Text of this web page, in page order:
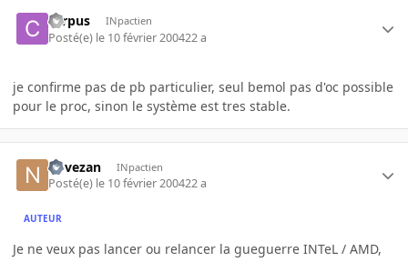
carpus INpactien
Posté(e) le 10 février 200422 a
je confirme pas de pb particulier, seul bemol pas d'oc possible
pour le proc, sinon le système est tres stable.
novezan INpactien
Posté(e) le 10 février 200422 a
AUTEUR
Je ne veux pas lancer ou relancer la gueguerre INTeL / AMD,